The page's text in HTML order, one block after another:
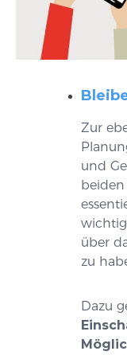
Zur
und
über
zu
Dazu